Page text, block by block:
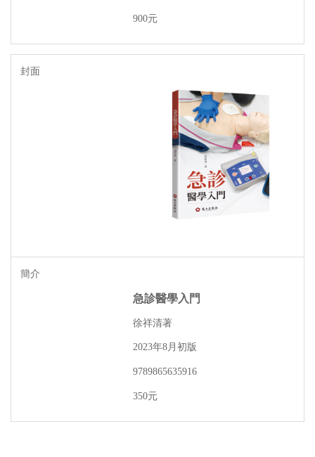
900元
急診醫學入門
徐祥清著
2023年8 月初版
9789865635916
350元